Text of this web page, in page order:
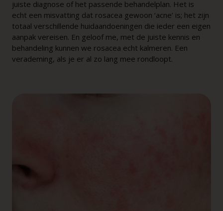
juiste diagnose of het passende behandelplan. Het is
echt een misvatting dat rosacea gewoon ‘acne’ is; het zijn
totaal verschillende huidaandoeningen die ieder een eigen
aanpak vereisen. En geloof me, met de juiste kennis en
behandeling kunnen we rosacea echt kalmeren. Een
verademing, als je er al zo lang mee rondloopt.